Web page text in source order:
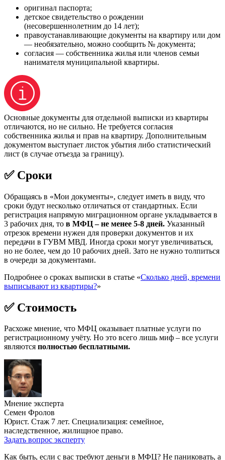
оригинал паспорта;
детское свидетельство о рождении
(несовершеннолетним до 14 лет);
правоустанавливающие документы на квартиру или дом
— необязательно, можно сообщить № документа;
согласия — собственника жилья или членов семьи
нанимателя муниципальной квартиры.
Основные документы для отдельной выписки из квартиры
отличаются, но не сильно. Не требуется согласия
собственника жилья и прав на квартиру. Дополнительным
документом выступает листок убытия либо статистический
лист (в случае отъезда за границу).
✅ Сроки
Обращаясь в «Мои документы», следует иметь в виду, что
сроки будут несколько отличаться от стандартных. Если
регистрация напрямую миграционном органе укладывается в
3 рабочих дня, то в МФЦ – не менее 5-8 дней. Указанный
отрезок времени нужен для проверки документов и их
передачи в ГУВМ МВД. Иногда сроки могут увеличиваться,
но не более, чем до 10 рабочих дней. Зато не нужно толпиться
в очереди за документами.
Подробнее о сроках выписки в статье «Сколько дней, времени
выписывают из квартиры?»
✅ Стоимость
Расхоже мнение, что МФЦ оказывает платные услуги по
регистрационному учёту. Но это всего лишь миф – все услуги
являются полностью бесплатными.
Мнение эксперта
Семен Фролов
Юрист. Стаж 7 лет. Специализация: семейное,
наследственное, жилищное право.
Задать вопрос эксперту
Как быть, если с вас требуют деньги в МФЦ? Не паниковать, а